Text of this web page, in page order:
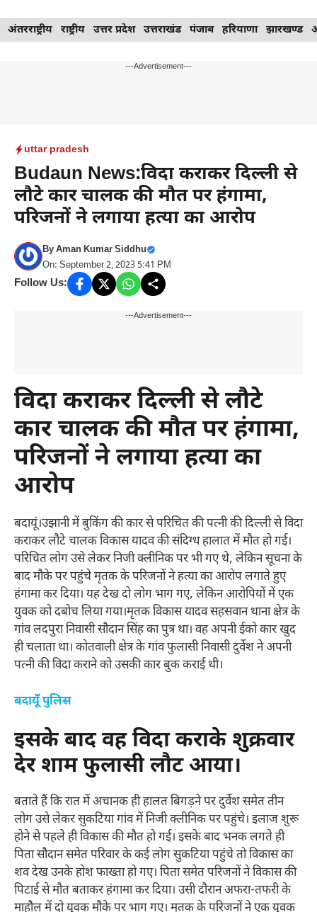
Skip
to
अंतरराष्ट्रीय राष्ट्रीय उत्तर प्रदेश उत्तराखंड पंजाब हरियाणा झारखण्ड
---Advertisement---
uttar pradesh
Budaun News:विदा कराकर दिल्ली से
लौटे कार चालक की मौत पर हंगामा,
परिजनों ने लगाया हत्या का आरोप
ByAman Kumar Siddhu
On: September 2, 2023 5:41 PM
Follow Us:
---Advertisement---
विदा कराकर दिल्ली से लौटे
कार चालक की मौत पर हंगामा,
परिजनों ने लगाया हत्या का
आरोप
बदायूं।उझानी में बुकिंग की कार से परिचित की पत्नी की दिल्ली से विदा
कराकर लौटे चालक विकास यादव की संदिग्ध हालात में मौत हो गई।
परिचित लोग उसे लेकर निजी क्लीनिक पर भी गए थे, लेकिन सूचना के
बाद मौके पर पहुंचे मृतक के परिजनों ने हत्या का आरोप लगाते हुए
हंगामा कर दिया। यह देख दो लोग भाग गए, लेकिन आरोपियों में एक
युवक को दबोच लिया गया।मृतक विकास यादव सहसवान थाना क्षेत्र के
गांव लदपुरा निवासी सौदान सिंह का पुत्र था। वह अपनी ईको कार खुद
ही चलाता था। कोतवाली क्षेत्र के गांव फुलासी निवासी दुर्वेश ने अपनी
पत्नी की विदा कराने को उसकी कार बुक कराई थी।
बदायूँ पुलिस
इसके बाद वह विदा कराके शुक्रवार
देर शाम फुलासी लौट आया।
बताते हैं कि रात में अचानक ही हालत बिगड़ने पर दुर्वेश समेत तीन
लोग उसे लेकर सुकटिया गांव में निजी क्लीनिक पर पहुंचे। इलाज शुरू
होने से पहले ही विकास की मौत हो गई। इसके बाद भनक लगते ही
पिता सौदान समेत परिवार के कई लोग सुकटिया पहुंचे तो विकास का
शव देख उनके होश फाख्ता हो गए। पिता समेत परिजनों ने विकास की
पिटाई से मौत बताकर हंगामा कर दिया। उसी दौरान अफरा-तफरी के
माहौल में दो युवक मौके पर भाग गए। मृतक के परिजनों ने एक युवक